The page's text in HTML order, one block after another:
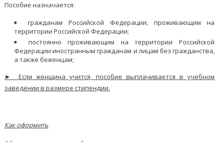
Пособие назначается:
гражданам Российской Федерации, проживающим на
территории Российской Федерации;
постоянно проживающим на территории Российской
Федерации иностранным гражданам и лицам без гражданства,
а также беженцам;
► Если женщина учится, пособие выплачивается в учебном
заведении в размере стипендии.
Как оформить